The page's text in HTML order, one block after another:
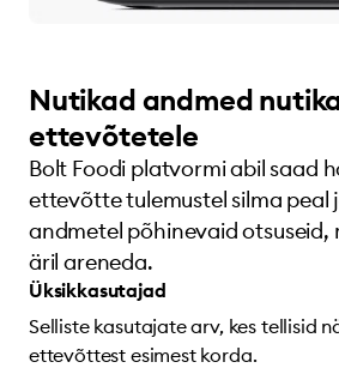
Nutikad andmed
ettevõtetele
Bolt Foodi platvormi abil saad
ettevõtte tulemustel silma peal
andmetel põhinevaid otsuseid,
äril areneda.
Üksikkasutajad
Selliste kasutajate arv, kes tellisid
ettevõttest esimest korda.